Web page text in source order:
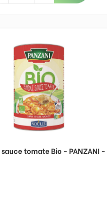
tomate Bio - PANZANI